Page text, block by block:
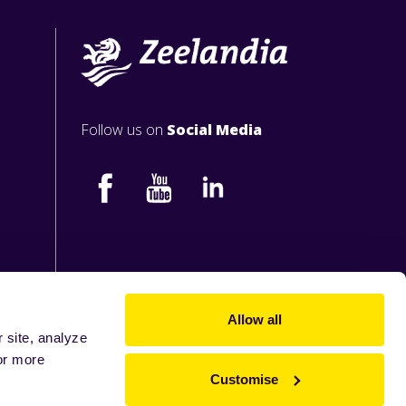
site, analyze
more
Allow all
Customise
Follow us on Social Media